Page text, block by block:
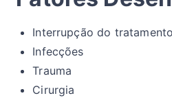
Interrupção do
Infecções
Trauma
Cirurgia